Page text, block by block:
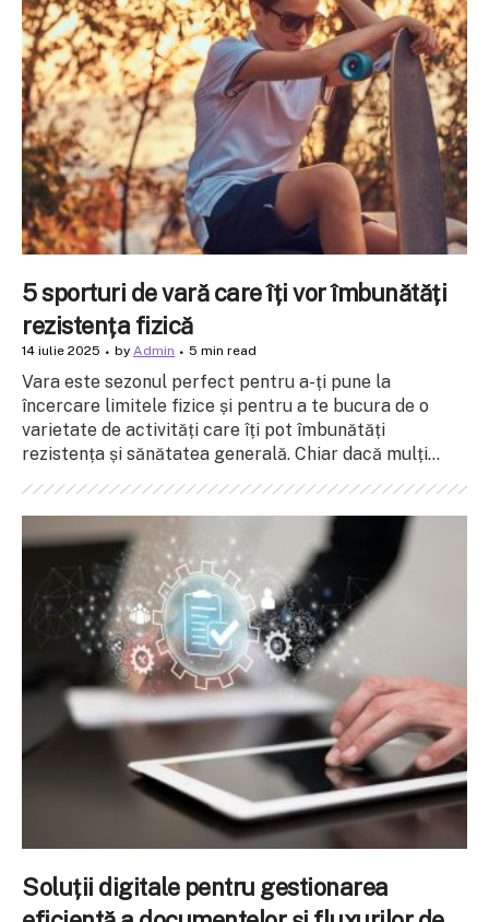
5 sporturi de vară care îți vor îmbunătăți
rezistența fizică
14 iulie 2025 by Admin 5 min read
Vara este sezonul perfect pentru a-ți pune la
încercare limitele fizice și pentru a te bucura de o
varietate de activități care îți pot îmbunătăți
rezistența și sănătatea generală. Chiar dacă mulți...
Soluții digitale pentru gestionarea